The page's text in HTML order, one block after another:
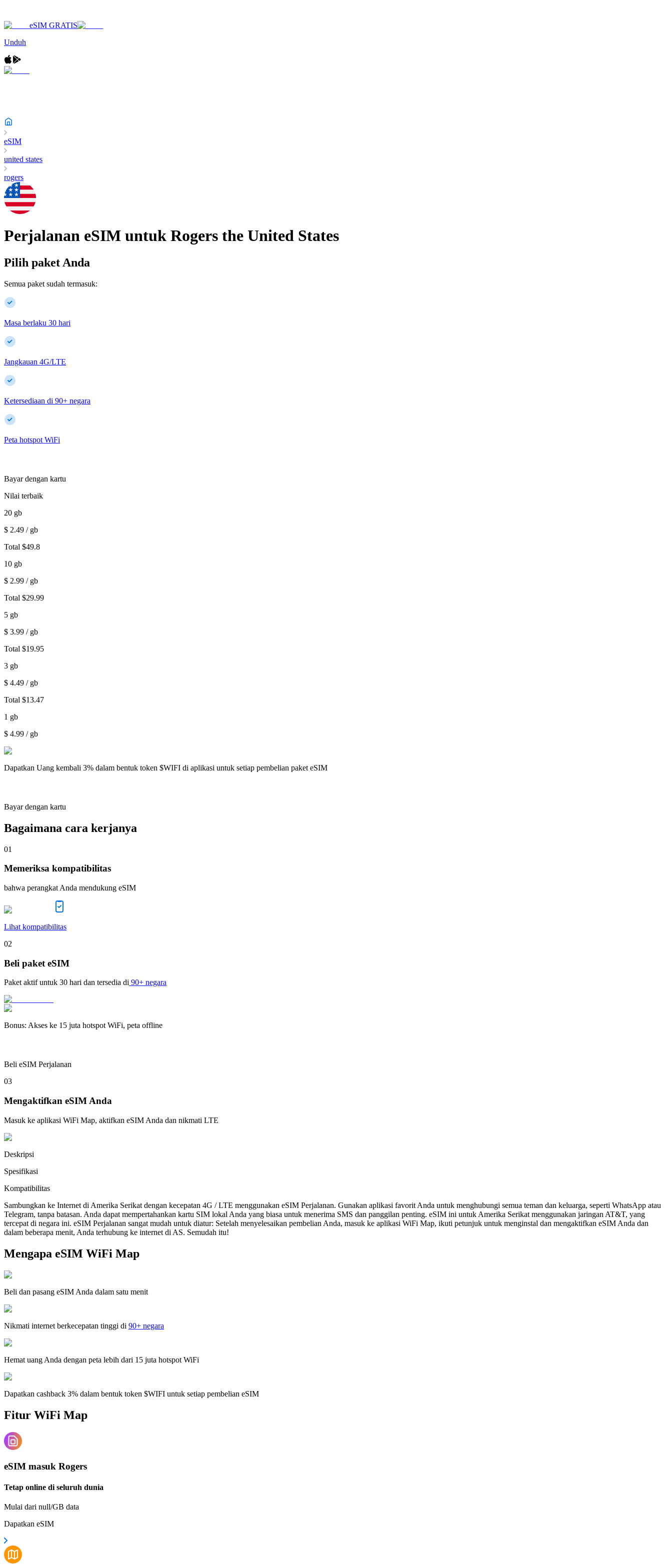
eSIM GRATIS
Unduh
eSIM
united states
rogers
Perjalanan eSIM untuk Rogers the United States
Pilih paket Anda
Semua paket sudah termasuk:
Masa berlaku 30 hari
Jangkauan 4G/LTE
Ketersediaan di 90+ negara
Peta hotspot WiFi
Bayar dengan kartu
Nilai terbaik
20 gb
$ 2.49 / gb
Total $49.8
10 gb
$ 2.99 / gb
Total $29.99
5 gb
$ 3.99 / gb
Total $19.95
3 gb
$ 4.49 / gb
Total $13.47
1 gb
$ 4.99 / gb
Dapatkan Uang kembali 3% dalam bentuk token $WIFI di aplikasi untuk setiap pembelian paket eSIM
Bayar dengan kartu
Bagaimana cara kerjanya
01
Memeriksa kompatibilitas
bahwa perangkat Anda mendukung eSIM
Lihat kompatibilitas
02
Beli paket eSIM
Paket aktif untuk 30 hari dan tersedia di 90+ negara
Bonus: Akses ke 15 juta hotspot WiFi, peta offline
Beli eSIM Perjalanan
03
Mengaktifkan eSIM Anda
Masuk ke aplikasi WiFi Map, aktifkan eSIM Anda dan nikmati LTE
Deskripsi
Spesifikasi
Kompatibilitas
Sambungkan ke Internet di Amerika Serikat dengan kecepatan 4G / LTE menggunakan eSIM Perjalanan. Gunakan aplikasi favorit Anda untuk menghubungi semua teman dan keluarga, seperti WhatsApp atau
Telegram, tanpa batasan. Anda dapat mempertahankan kartu SIM lokal Anda yang biasa untuk menerima SMS dan panggilan penting. eSIM ini untuk Amerika Serikat menggunakan jaringan AT&T, yang
tercepat di negara ini. eSIM Perjalanan sangat mudah untuk diatur: Setelah menyelesaikan pembelian Anda, masuk ke aplikasi WiFi Map, ikuti petunjuk untuk menginstal dan mengaktifkan eSIM Anda dan
dalam beberapa menit, Anda terhubung ke internet di AS. Semudah itu!
Mengapa eSIM WiFi Map
Beli dan pasang eSIM Anda dalam satu menit
Nikmati internet berkecepatan tinggi di 90+ negara
Hemat uang Anda dengan peta lebih dari 15 juta hotspot WiFi
Dapatkan cashback 3% dalam bentuk token $WIFI untuk setiap pembelian eSIM
Fitur WiFi Map
eSIM masuk Rogers
Tetap online di seluruh dunia
Mulai dari null/GB data
Dapatkan eSIM